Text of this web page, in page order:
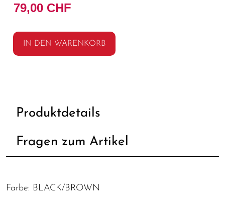
79,00 CHF
IN DEN WARENKORB
Produktdetails
Fragen zum Artikel
Farbe: BLACK/BROWN